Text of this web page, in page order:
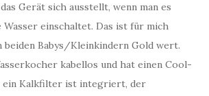
Gerät sich ausstellt, wenn man es
einschaltet. Das ist für mich
beiden Babys/Kleinkindern Gold wert.
kabellos und hat einen Cool-
ein Kalkfilter ist integriert, der